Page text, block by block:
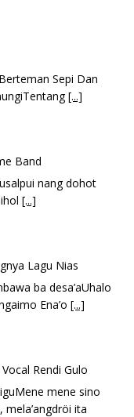
Band
nang dohot
[...]
Lagu Nias
ba desa’aUhalo
Ena’o
Rendi Gulo
mene sino
ita
akhigu boi taozui
[...]